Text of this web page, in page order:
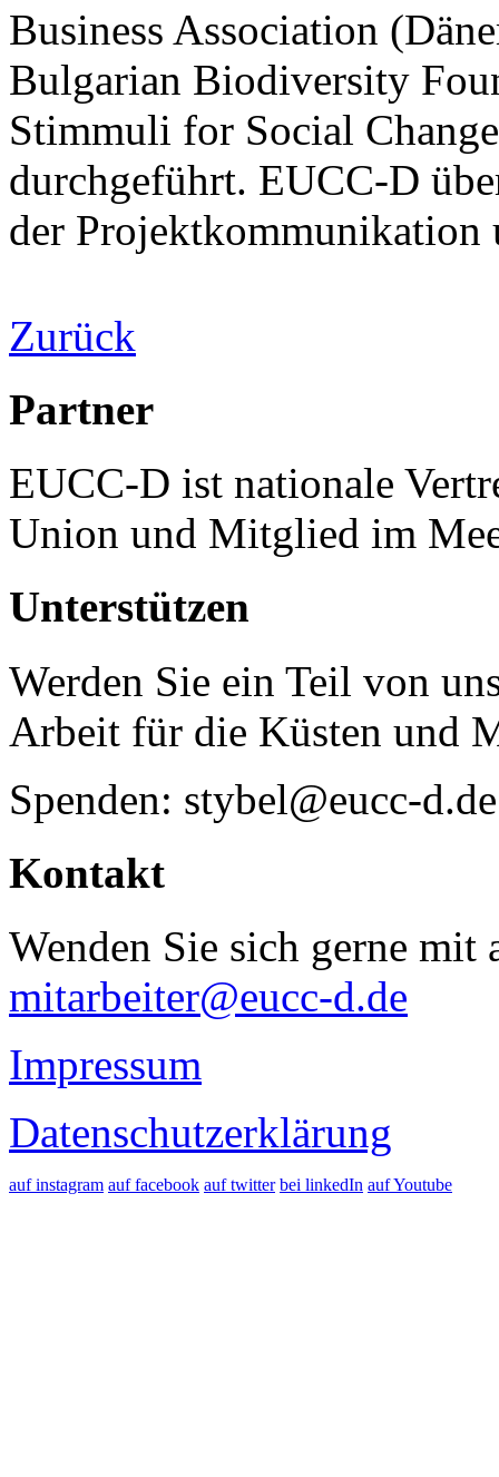
Business Association
Bulgarian Biodiversity
Stimmuli for Social
durchgeführt. EUCC-D
der Projektkommunikation
Zurück
Partner
EUCC-D ist nationale
Union und Mitglied im
Unterstützen
Werden Sie ein Teil von
Arbeit für die Küsten und
Spenden: stybel@eucc-d.de
Kontakt
Wenden Sie sich gerne mit
mitarbeiter@eucc-d.de
Impressum
Datenschutzerklärung
auf instagram auf facebook auf twitter bei linkedIn auf Youtube